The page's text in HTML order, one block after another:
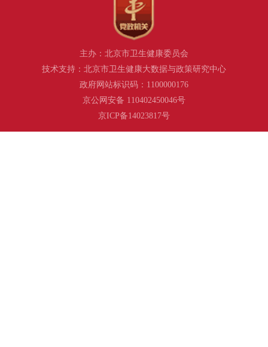
主办：北京市卫生健康委员会
技术支持：北京市卫生健康大数据与政策研究中心
政府网站标识码：1100000176
京公网安备 110402450046号
京ICP备14023817号